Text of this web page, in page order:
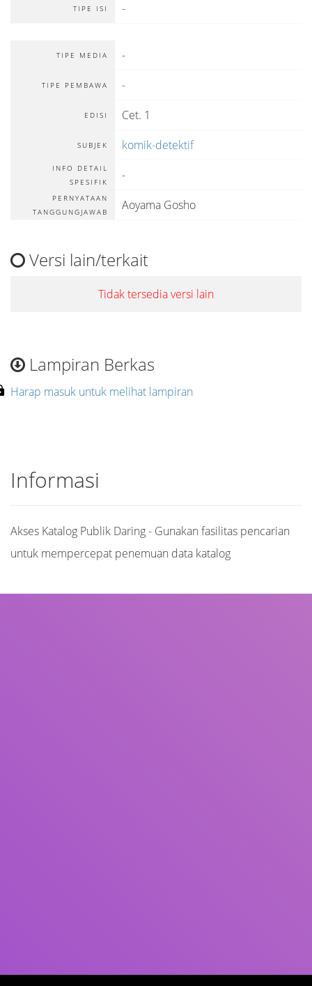
TIPE ISI -
TIPE MEDIA -
TIPE PEMBAWA -
EDISI Cet. 1
SUBJEK komik-detektif
INFO DETAIL
SPESIFIK
-
PERNYATAAN
TANGGUNGJAWAB
Aoyama Gosho
Versi lain/terkait
Tidak tersedia versi lain
Lampiran Berkas
Harap masuk untuk melihat lampiran
Informasi
Akses Katalog Publik Daring - Gunakan fasilitas pencarian
untuk mempercepat penemuan data katalog